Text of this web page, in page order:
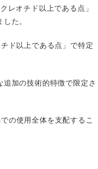
レオチド以上である点」
た。
ド以上である点」で特定
加の技術的特徴で限定さ
の使用全体を支配するこ